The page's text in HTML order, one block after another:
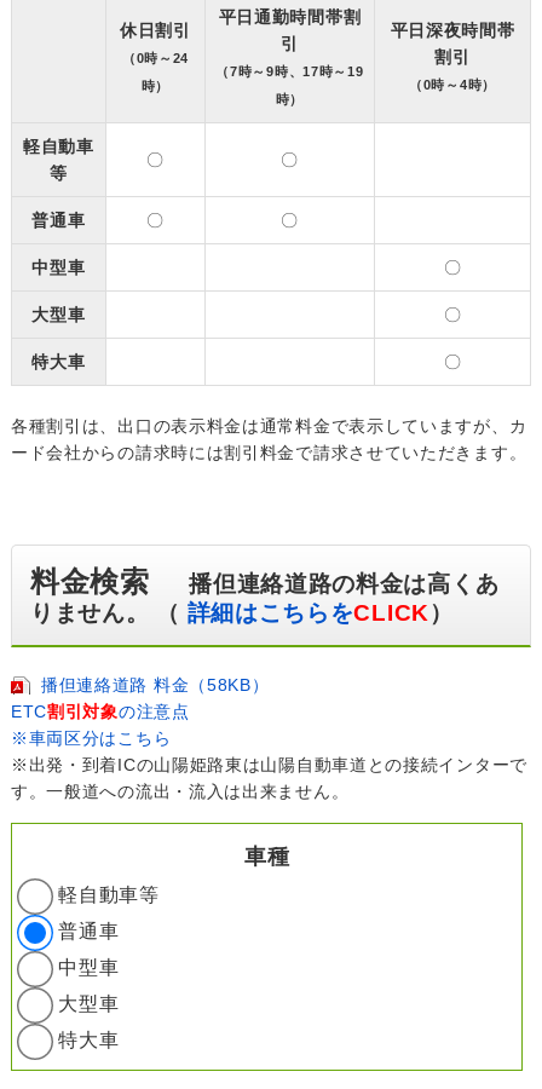
休日割引
（0時～24
時）
平日通勤時間帯割
引
（7時～9時、17時～19
時）
平日深夜時間帯
割引
（0時～4時）
軽自動車
等
〇 〇
普通車 〇 〇
中型車 〇
大型車 〇
特大車 〇
各種割引は、出口の表示料金は通常料金で表示していますが、カ
ード会社からの請求時には割引料金で請求させていただきます。
料金検索播但連絡道路の料金は高くあ
りません。 （ 詳細はこちらをCLICK ）
播但連絡道路 料金（58KB）
ETC割引対象の注意点
※車両区分はこちら
※出発・到着ICの山陽姫路東は山陽自動車道との接続インターで
す。一般道への流出・流入は出来ません。
車種
軽自動車等
普通車
中型車
大型車
特大車